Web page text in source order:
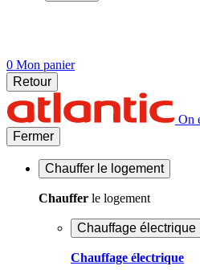
0 Mon panier
Retour
On
Fermer
Chauffer le logement
Chauffer le logement
Chauffage électrique
Chauffage électrique